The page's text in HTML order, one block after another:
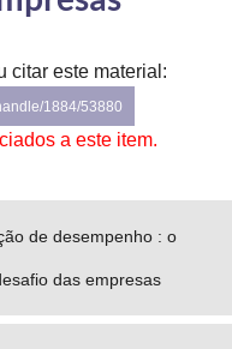
citar este material:
1884/53880
a este item.
de desempenho : o
das empresas